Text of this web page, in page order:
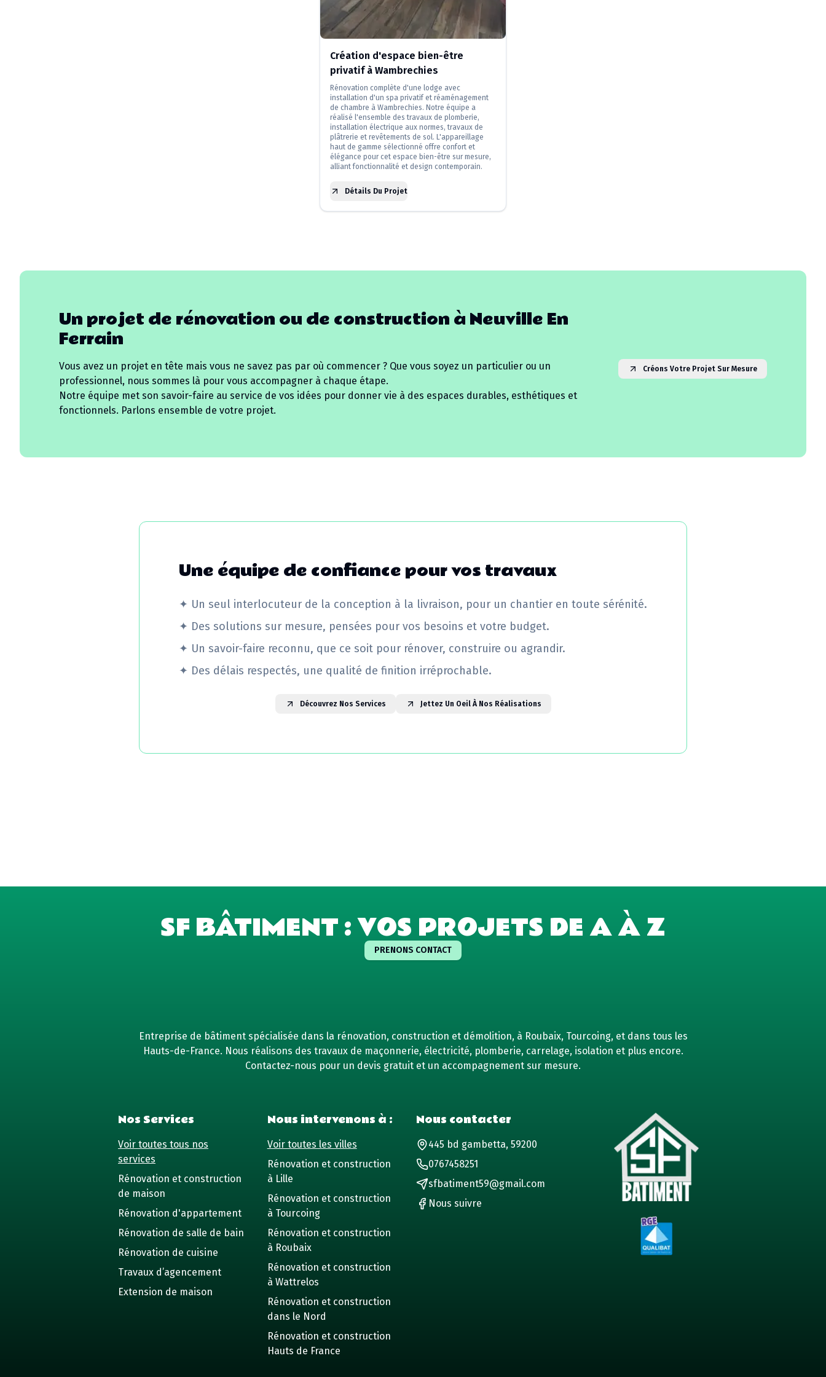
Création d'espace bien-être
privatif à Wambrechies
Rénovation complète d'une lodge avec
installation d'un spa privatif et réaménagement
de chambre à Wambrechies. Notre équipe a
réalisé l'ensemble des travaux de plomberie,
installation électrique aux normes, travaux de
plâtrerie et revêtements de sol. L'appareillage
haut de gamme sélectionné offre confort et
élégance pour cet espace bien-être sur mesure,
alliant fonctionnalité et design contemporain.
Détails Du Projet
Un projet de rénovation ou de construction àNeuville En
Ferrain
Vous avez un projet en tête mais vous ne savez pas par où commencer ? Que vous soyez un particulier ou un
professionnel, nous sommes là pour vous accompagner à chaque étape.
Notre équipe met son savoir-faire au service de vos idées pour donner vie à des espaces durables, esthétiques et
fonctionnels. Parlons ensemble de votre projet.
Créons Votre Projet Sur Mesure
Une équipe de confiance pour vos travaux
✦ Un seul interlocuteur de la conception à la livraison, pour un chantier en toute sérénité.
✦ Des solutions sur mesure, pensées pour vos besoins et votre budget.
✦ Un savoir-faire reconnu, que ce soit pour rénover, construire ou agrandir.
✦ Des délais respectés, une qualité de finition irréprochable.
Découvrez Nos Services Jettez Un Oeil À Nos Réalisations
SF BÂTIMENT : VOS PROJETS DE A À Z
PRENONS CONTACT
Entreprise de bâtiment spécialisée dans la rénovation, construction et démolition, à Roubaix, Tourcoing, et dans tous les
Hauts-de-France. Nous réalisons des travaux de maçonnerie, électricité, plomberie, carrelage, isolation et plus encore.
Contactez-nous pour un devis gratuit et un accompagnement sur mesure.
Nos Services
Voir toutes tous nos
services
Rénovation et construction
de maison
Rénovation d'appartement
Rénovation de salle de bain
Rénovation de cuisine
Travaux d’agencement
Extension de maison
Nous intervenons à :
Voir toutes les villes
Rénovation et construction
à Lille
Rénovation et construction
à Tourcoing
Rénovation et construction
à Roubaix
Rénovation et construction
à Wattrelos
Rénovation et construction
dans le Nord
Rénovation et construction
Hauts de France
Nous contacter
445 bd gambetta, 59200
0767458251
sfbatiment59@gmail.com
Nous suivre